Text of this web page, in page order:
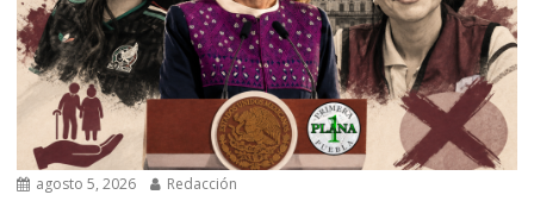
agosto 5, 2026 Redacción